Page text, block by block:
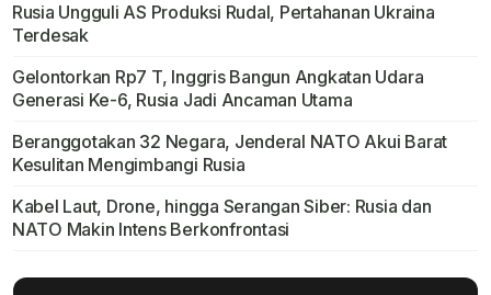
Rusia Ungguli AS Produksi Rudal, Pertahanan Ukraina
Terdesak
Gelontorkan Rp7 T, Inggris Bangun Angkatan Udara
Generasi Ke-6, Rusia Jadi Ancaman Utama
Beranggotakan 32 Negara, Jenderal NATO Akui Barat
Kesulitan Mengimbangi Rusia
Kabel Laut, Drone, hingga Serangan Siber: Rusia dan
NATO Makin Intens Berkonfrontasi